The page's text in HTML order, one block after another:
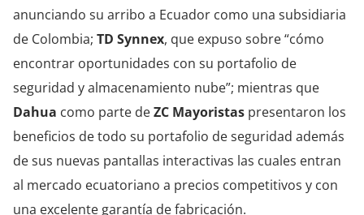
anunciando su arribo a Ecuador como una subsidiaria
de Colombia; TD Synnex, que expuso sobre “cómo
encontrar oportunidades con su portafolio de
seguridad y almacenamiento nube”; mientras que
Dahua como parte deZC Mayoristas presentaron los
beneficios de todo su portafolio de seguridad además
de sus nuevas pantallas interactivas las cuales entran
al mercado ecuatoriano a precios competitivos y con
una excelente garantía de fabricación.